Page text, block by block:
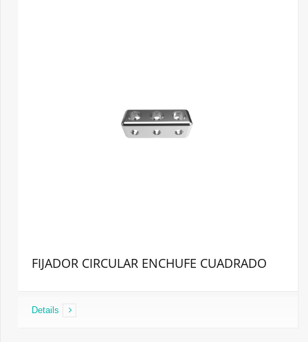
FIJADOR CIRCULAR ENCHUFE CUADRADO
Details